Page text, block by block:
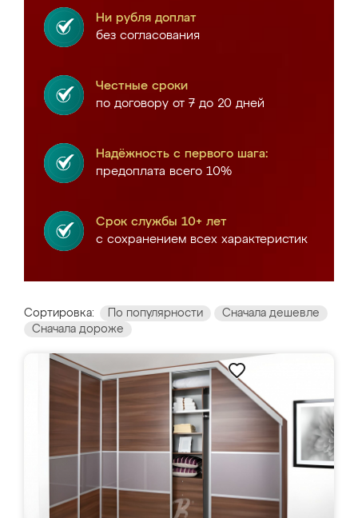
Ни рубля доплат
без согласования
Честные сроки
по договору от 7 до 20 дней
Надёжность с первого шага:
предоплата всего 10%
Срок службы 10+ лет
с сохранением всех характеристик
Сортировка: По популярности
Сначала дешевле
Сначала дороже